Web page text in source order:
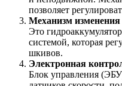
позволяет
Механизм
Это
системой, которая
шкивов.
Электронная
Блок управления